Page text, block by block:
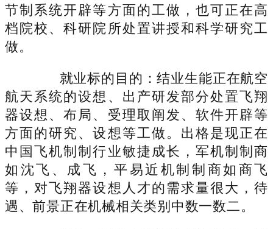
节制系统开辟等方面的工做，也可正在高
档院校、科研院所处置讲授和科学研究工
做。
就业标的目的：结业生能正在航空
航天系统的设想、出产研发部分处置飞翔
器设想、布局、受理取阐发、软件开辟等
方面的研究、设想等工做。出格是现正在
中国飞机制制行业敏捷成长，军机制制商
如沈飞、成飞，平易近机制制商如商飞
等，对飞翔器设想人才的需求量很大，待
遇、前景正在机械相关类别中数一数二。